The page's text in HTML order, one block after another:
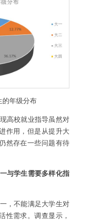
的年级分布
高校就业指导虽然对
作用，但是从提升大
然存在一些问题有待
与学生需要多样化指
，不能满足大学生对
性需求。调查显示，